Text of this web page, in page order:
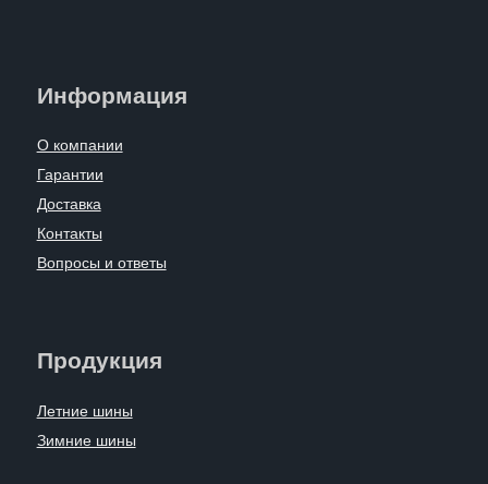
Информация
О компании
Гарантии
Доставка
Контакты
Вопросы и ответы
Продукция
Летние шины
Зимние шины